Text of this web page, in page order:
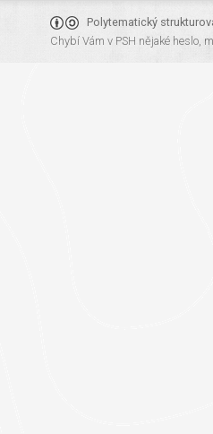
Polytematický
Chybí Vám v PSH nějaké heslo,